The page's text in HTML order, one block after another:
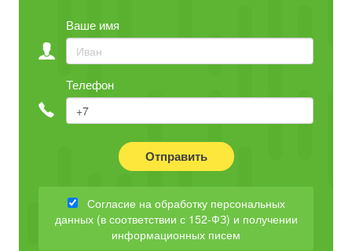
Ваше имя
Телефон
Отправить
Согласие на обработку персональных
данных (в соответствии с 152-ФЗ) и получении
информационных писем